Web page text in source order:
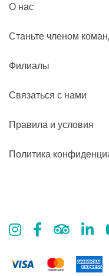
О нас
Станьте членом
Филиалы
Связаться с нами
Правила и условия
Политика